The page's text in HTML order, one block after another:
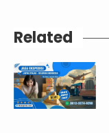
Related